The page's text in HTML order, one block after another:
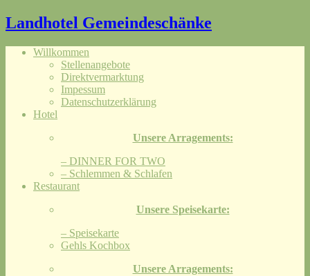
Landhotel Gemeindeschänke
Willkommen
Stellenangebote
Direktvermarktung
Impessum
Datenschutzerklärung
Hotel
Unsere Arragements:
– DINNER FOR TWO
– Schlemmen & Schlafen
Restaurant
Unsere Speisekarte:
– Speisekarte
Gehls Kochbox
Unsere Arragements: